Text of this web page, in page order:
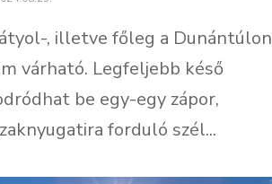
, illetve főleg a Dunántúlon
várható. Legfeljebb késő
be egy-egy zápor,
forduló szél...